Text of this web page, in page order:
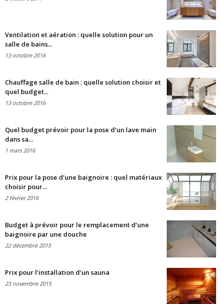
Ventilation et aération : quelle solution pour un
salle de bains...
13 octobre 2016
Chauffage salle de bain : quelle solution choisir et
quel budget...
13 octobre 2016
Quel budget prévoir pour la pose d’un lave main
dans sa...
1 mars 2016
Prix pour la pose d’une baignoire : quel matériaux
choisir pour...
2 février 2016
Budget à prévoir pour le remplacement d’une
baignoire par une douche
22 décembre 2015
Prix pour l’installation d’un sauna
23 novembre 2015